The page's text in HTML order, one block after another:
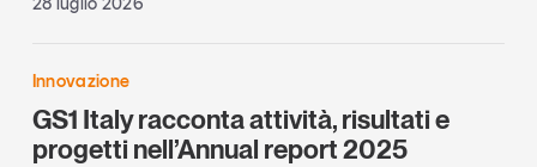
Innovazione
GS1 Italy racconta attività, risultati e
progetti nell’Annual report 2025